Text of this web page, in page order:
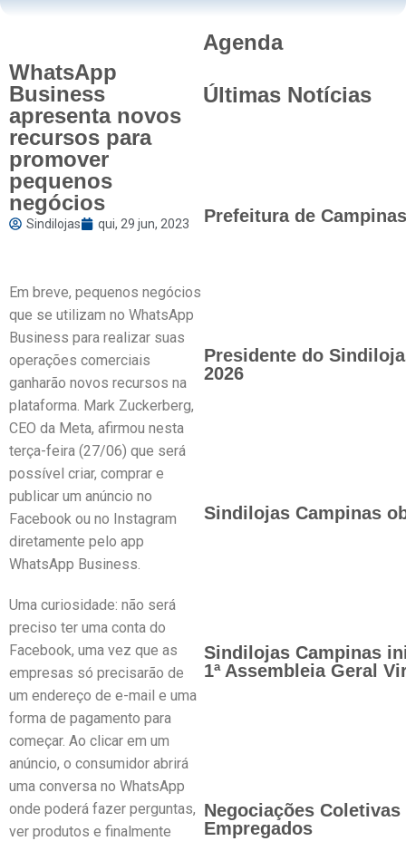
WhatsApp
Business
apresenta novos
recursos para
promover
pequenos
negócios
Sindilojas qui, 29 jun, 2023
Em breve, pequenos negócios
que se utilizam no WhatsApp
Business para realizar suas
operações comerciais
ganharão novos recursos na
plataforma. Mark Zuckerberg,
CEO da Meta, afirmou nesta
terça-feira (27/06) que será
possível criar, comprar e
publicar um anúncio no
Facebook ou no Instagram
diretamente pelo app
WhatsApp Business.
Uma curiosidade: não será
preciso ter uma conta do
Facebook, uma vez que as
empresas só precisarão de
um endereço de e-mail e uma
forma de pagamento para
começar. Ao clicar em um
anúncio, o consumidor abrirá
uma conversa no WhatsApp
onde poderá fazer perguntas,
ver produtos e finalmente
Agenda
Últimas Notícias
Prefeitura de
Presidente do
2026
Sindilojas Campinas
Sindilojas Campinas
1ª Assembleia Geral
Negociações
Empregados